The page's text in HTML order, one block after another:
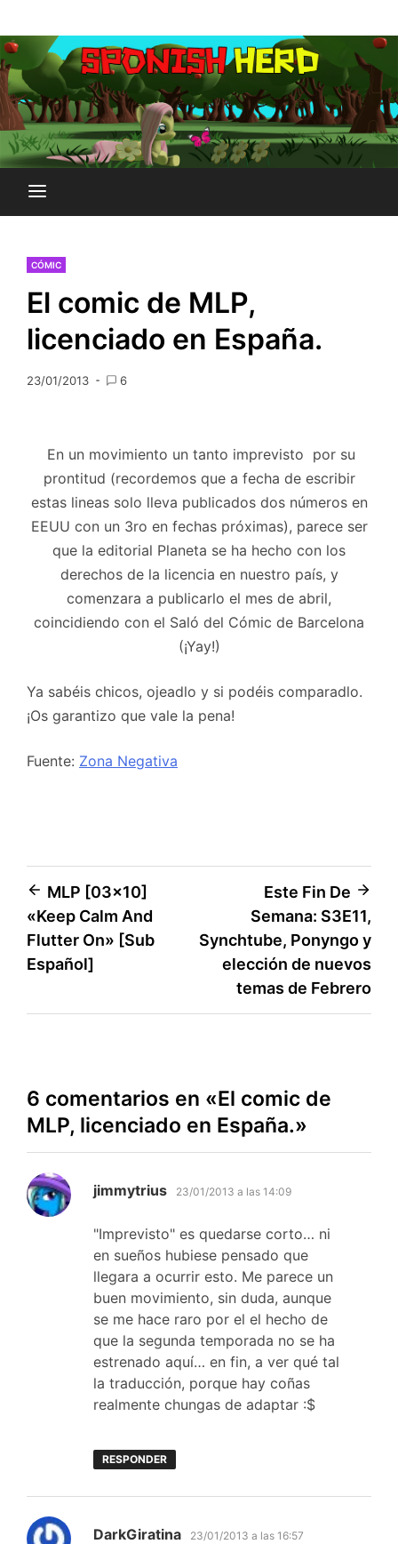
al
contenido
SPONISH HERD
CÓMIC
El comic de MLP,
licenciado en España.
23/01/2013 6
En un movimiento un tanto imprevisto por su
prontitud (recordemos que a fecha de escribir
estas lineas solo lleva publicados dos números en
EEUU con un 3ro en fechas próximas), parece ser
que la editorial Planeta se ha hecho con los
derechos de la licencia en nuestro país, y
comenzara a publicarlo el mes de abril,
coincidiendo con el Saló del Cómic de Barcelona
(¡Yay!)
Ya sabéis chicos, ojeadlo y si podéis comparadlo.
¡Os garantizo que vale la pena!
Fuente: Zona Negativa
Navegación
de
entradas
MLP [03×10]
«Keep Calm And
Flutter On» [Sub
Español]
Este Fin De
Semana: S3E11,
Synchtube, Ponyngo y
elección de nuevos
temas de Febrero
6 comentarios en «El comic de
MLP, licenciado en España.»
jimmytrius dice:
23/01/2013 a las 14:09
"Imprevisto" es quedarse corto… ni
en sueños hubiese pensado que
llegara a ocurrir esto. Me parece un
buen movimiento, sin duda, aunque
se me hace raro por el el hecho de
que la segunda temporada no se ha
estrenado aquí… en fin, a ver qué tal
la traducción, porque hay coñas
realmente chungas de adaptar :$
RESPONDER
DarkGiratina dice:
23/01/2013 a las 16:57